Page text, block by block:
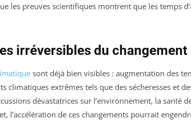
les preuves scientifiques montrent que les temps
irréversibles du
sont déjà bien visibles : augmentation des
climatiques extrêmes tels que des sécheresses et
dévastatrices sur l’environnement, la santé
l’accélération de ces changements pourrait